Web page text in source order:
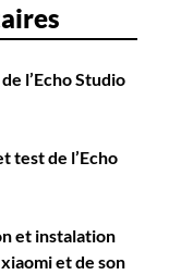
l’Echo Studio
test de l’Echo
et instalation
et de son